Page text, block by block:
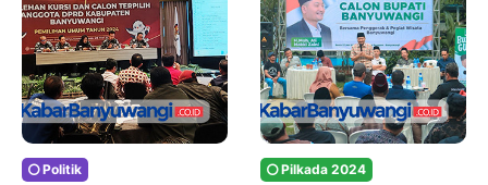
Politik Pilkada 2024